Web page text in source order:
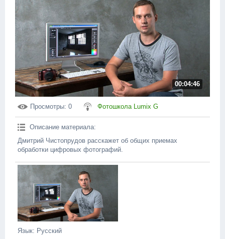
00:04:46
Просмотры: 0 Фотошкола Lumix G
Описание материала:
Дмитрий Чистопрудов расскажет об общих приемах
обработки цифровых фотографий.
Язык: Русский